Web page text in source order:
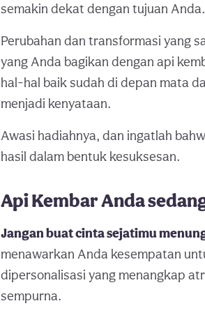
semakin dekat dengan tujuan Anda.
Perubahan dan transformasi yang
yang Anda bagikan dengan api
hal-hal baik sudah di depan mata
menjadi kenyataan.
Awasi hadiahnya, dan ingatlah
hasil dalam bentuk kesuksesan.
Api Kembar Anda
Jangan buat cinta sejatimu
menawarkan Anda kesempatan
dipersonalisasi yang menangkap
sempurna.